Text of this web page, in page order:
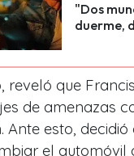
"Dos
duerme,
reveló que
de amenazas
Ante esto,
el automóvil